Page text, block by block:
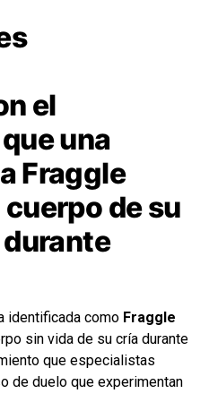
el
una
Fraggle
de su
identificada como Fraggle
sin vida de su cría durante
que especialistas
de duelo que experimentan